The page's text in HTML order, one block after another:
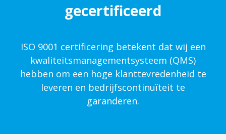
gecertificeerd
ISO 9001 certificering betekent dat wij een
kwaliteits­management­systeem (QMS)
hebben om een hoge klanttevredenheid te
leveren en bedrijfscontinuïteit te
garanderen.